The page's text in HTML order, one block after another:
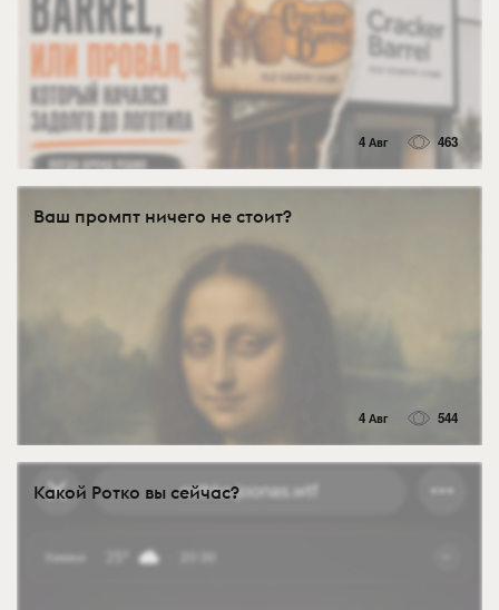
4 Авг 463
Ваш промпт ничего не стоит?
4 Авг 544
Какой Ротко вы сейчас?